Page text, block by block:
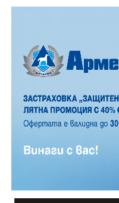
Според
Причините за